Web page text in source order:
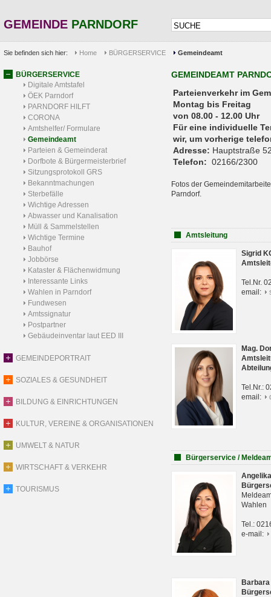
GEMEINDE PARNDORF
Sie befinden sich hier: Home BÜRGERSERVICE Gemeindeamt
BÜRGERSERVICE
Digitale Amtstafel
ÖEK Parndorf
PARNDORF HILFT
CORONA
Amtshelfer/ Formulare
Gemeindeamt
Parteien & Gemeinderat
Dorfbote & Bürgermeisterbrief
Sitzungsprotokoll GRS
Bekanntmachungen
Sterbefälle
Wichtige Adressen
Abwasser und Kanalisation
Müll & Sammelstellen
Wichtige Termine
Bauhof
Jobbörse
Kataster & Flächenwidmung
Interessante Links
Wahlen in Parndorf
Fundwesen
Amtssignatur
Postpartner
Gebäudeinventar laut EED III
GEMEINDEPORTRAIT
SOZIALES & GESUNDHEIT
BILDUNG & EINRICHTUNGEN
KULTUR, VEREINE & ORGANISATIONEN
UMWELT & NATUR
WIRTSCHAFT & VERKEHR
TOURISMUS
GEMEINDEAMT
Parteienverkehr
Montag bis Freitag
von 08.00 - 12.00 Uhr
Für eine individuelle
wir, um vorherige
Adresse: Hauptstraße
Telefon: 02166/2300
Fotos der
Parndorf.
Amtsleitung
Sigrid
Tel.Nr.
email:
Mag.
Tel.Nr.:
email:
Bürgerservice /
Wahlen
Tel.:
e-mail: